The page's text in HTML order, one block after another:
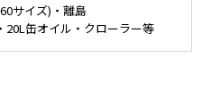
サイズ)・離島
20L缶オイル・クローラー等